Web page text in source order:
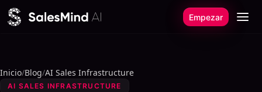
Ir al contenido
Empezar
Inicio/Blog/AI Sales Infrastructure
AI SALES INFRASTRUCTURE